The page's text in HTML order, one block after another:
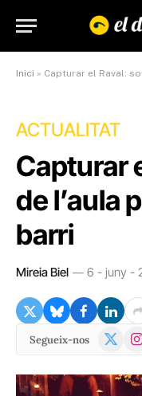
Inici » Capturar el Raval:
ACTUALITAT
Capturar
de l’aula
barri
Mireia Biel 6 - juny -
Segueix-nos
X